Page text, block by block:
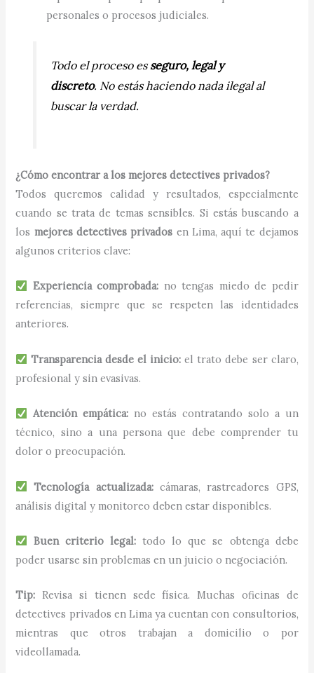
personales o procesos judiciales.
Todo el proceso es seguro, legal y
discreto. No estás haciendo nada ilegal al
buscar la verdad.
¿Cómo encontrar a los mejores detectives privados?
Todos queremos calidad y resultados, especialmente
cuando se trata de temas sensibles. Si estás buscando a
los mejores detectives privados en Lima, aquí te dejamos
algunos criterios clave:
Experiencia comprobada: no tengas miedo de pedir
referencias, siempre que se respeten las identidades
anteriores.
Transparencia desde el inicio: el trato debe ser claro,
profesional y sin evasivas.
Atención empática:no estás contratando solo a un
técnico, sino a una persona que debe comprender tu
dolor o preocupación.
Tecnología actualizada:cámaras, rastreadores GPS,
análisis digital y monitoreo deben estar disponibles.
Buen criterio legal: todo lo que se obtenga debe
poder usarse sin problemas en un juicio o negociación.
Tip: Revisa si tienen sede física. Muchas oficinas de
detectives privados en Lima ya cuentan con consultorios,
mientras que otros trabajan a domicilio o por
videollamada.